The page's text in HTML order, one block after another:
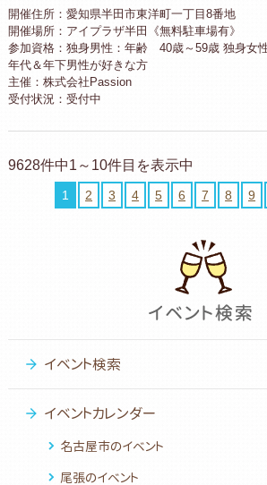
開催住所：愛知県半田市東洋町一丁目8番地
開催場所：アイプラザ半田《無料駐車場有》
参加資格：独身男性：年齢 40歳～59歳 独身女
年代＆年下男性が好きな方
主催：株式会社Passion
受付状況：受付中
9628件中1～10件目を表示中
1 2 3 4 5 6 7 8 9
イベント検索
イベントカレンダー
名古屋市のイベント
尾張のイベント